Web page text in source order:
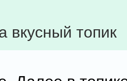
вкусный топик